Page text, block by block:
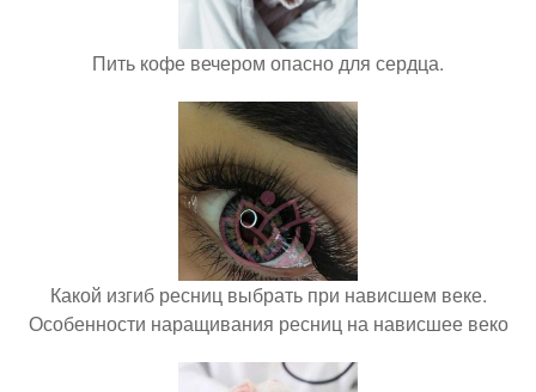
Пить кофе вечером опасно для сердца.
Какой изгиб ресниц выбрать при нависшем веке.
Особенности наращивания ресниц на нависшее веко